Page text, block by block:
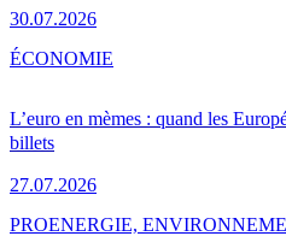
30.07.2026
L’euro en mèmes : quand les
billets
27.07.2026
ÉCONOMIE
PROENERGIE,